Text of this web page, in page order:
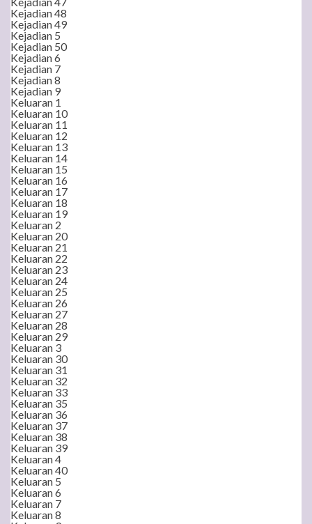
Kejadian 48
Kejadian 49
Kejadian 5
Kejadian 50
Kejadian 6
Kejadian 7
Kejadian 8
Kejadian 9
Keluaran 1
Keluaran 10
Keluaran 11
Keluaran 12
Keluaran 13
Keluaran 14
Keluaran 15
Keluaran 16
Keluaran 17
Keluaran 18
Keluaran 19
Keluaran 2
Keluaran 20
Keluaran 21
Keluaran 22
Keluaran 23
Keluaran 24
Keluaran 25
Keluaran 26
Keluaran 27
Keluaran 28
Keluaran 29
Keluaran 3
Keluaran 30
Keluaran 31
Keluaran 32
Keluaran 33
Keluaran 35
Keluaran 36
Keluaran 37
Keluaran 38
Keluaran 39
Keluaran 4
Keluaran 40
Keluaran 5
Keluaran 6
Keluaran 7
Keluaran 8